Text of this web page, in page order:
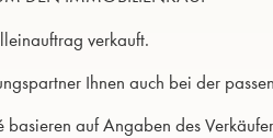
verkauft.
Ihnen auch bei der
auf Angaben des